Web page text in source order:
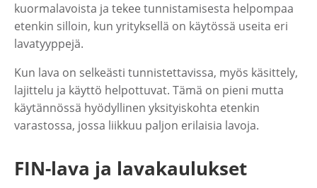
kuormalavoista ja tekee tunnistamisesta helpompaa
etenkin silloin, kun yrityksellä on käytössä useita eri
lavatyyppejä.
Kun lava on selkeästi tunnistettavissa, myös käsittely,
lajittelu ja käyttö helpottuvat. Tämä on pieni mutta
käytännössä hyödyllinen yksityiskohta etenkin
varastossa, jossa liikkuu paljon erilaisia lavoja.
FIN-lava ja lavakaulukset